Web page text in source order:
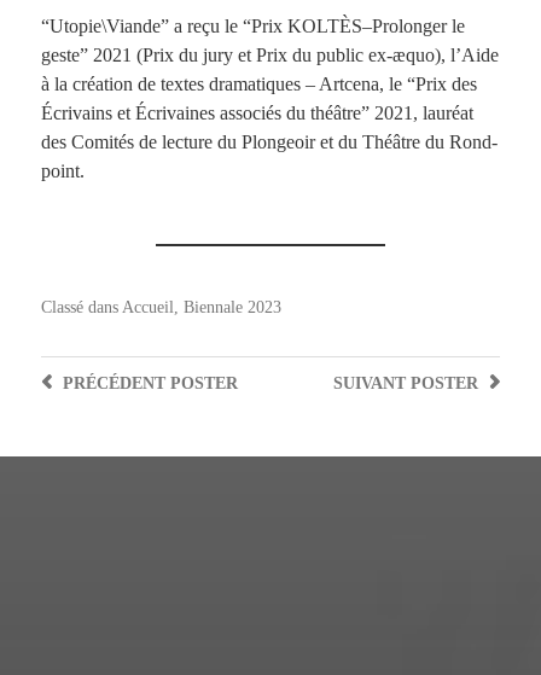
“Utopie\Viande” a reçu le “Prix KOLTÈS–Prolonger le
geste” 2021 (Prix du jury et Prix du public ex-æquo), l’Aide
à la création de textes dramatiques – Artcena, le “Prix des
Écrivains et Écrivaines associés du théâtre” 2021, lauréat
des Comités de lecture du Plongeoir et du Théâtre du Rond-
point.
Classé dans Accueil Biennale 2023
SUIVANT POSTER
PRÉCÉDENTPOSTER